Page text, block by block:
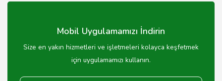
Mobil Uygulamamızı İndirin
Size en yakın hizmetleri ve işletmeleri kolayca keşfetmek
için uygulamamızı kullanın.